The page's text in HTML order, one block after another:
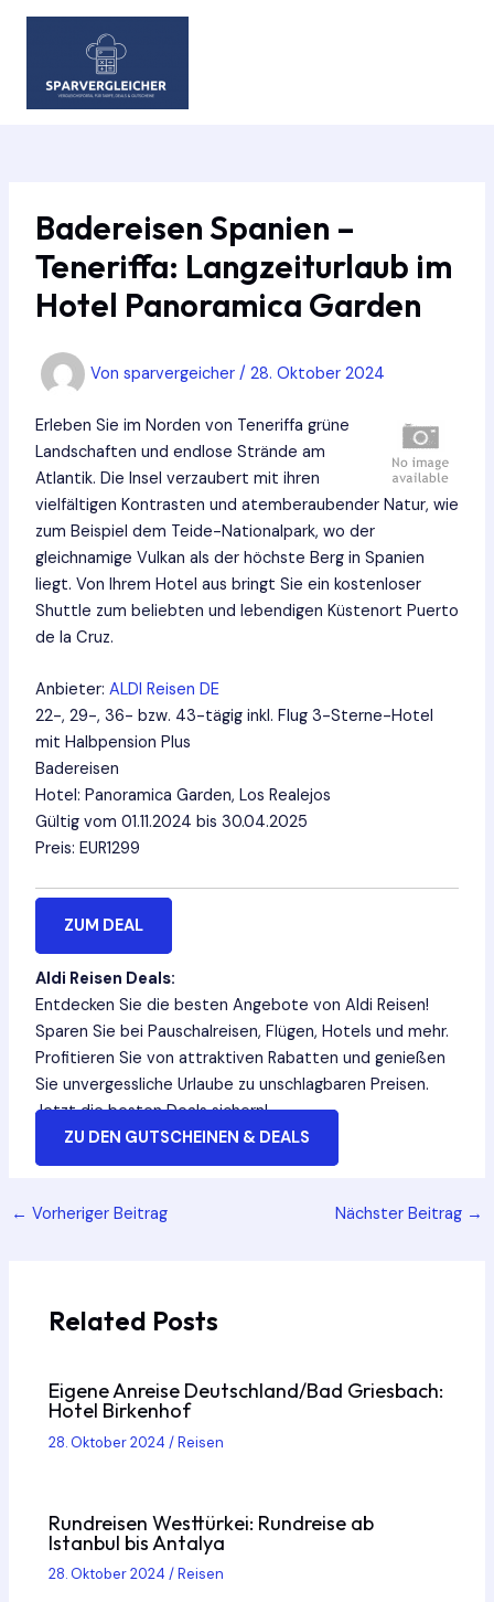
Zum
Badereisen Spanien –
Teneriffa: Langzeiturlaub im
Hotel Panoramica Garden
Von sparvergeicher / 28. Oktober 2024
Erleben Sie im Norden von Teneriffa grüne
Landschaften und endlose Strände am
Atlantik. Die Insel verzaubert mit ihren
vielfältigen Kontrasten und atemberaubender Natur, wie
zum Beispiel dem Teide-Nationalpark, wo der
gleichnamige Vulkan als der höchste Berg in Spanien
liegt. Von Ihrem Hotel aus bringt Sie ein kostenloser
Shuttle zum beliebten und lebendigen Küstenort Puerto
de la Cruz.
Anbieter: ALDI Reisen DE
22-, 29-, 36- bzw. 43-tägig inkl. Flug 3-Sterne-Hotel
mit Halbpension Plus
Badereisen
Hotel: Panoramica Garden, Los Realejos
Gültig vom 01.11.2024 bis 30.04.2025
Preis: EUR1299
ZUM DEAL
Aldi Reisen Deals:
Entdecken Sie die besten Angebote von Aldi Reisen!
Sparen Sie bei Pauschalreisen, Flügen, Hotels und mehr.
Profitieren Sie von attraktiven Rabatten und genießen
Sie unvergessliche Urlaube zu unschlagbaren Preisen.
Jetzt die besten Deals sichern!
ZU DEN GUTSCHEINEN & DEALS
Post
← Vorheriger Beitrag Nächster Beitrag →
Related Posts
Eigene Anreise Deutschland/Bad Griesbach:
Hotel Birkenhof
28. Oktober 2024/Reisen
Rundreisen Westtürkei: Rundreise ab
Istanbul bis Antalya
28. Oktober 2024/Reisen